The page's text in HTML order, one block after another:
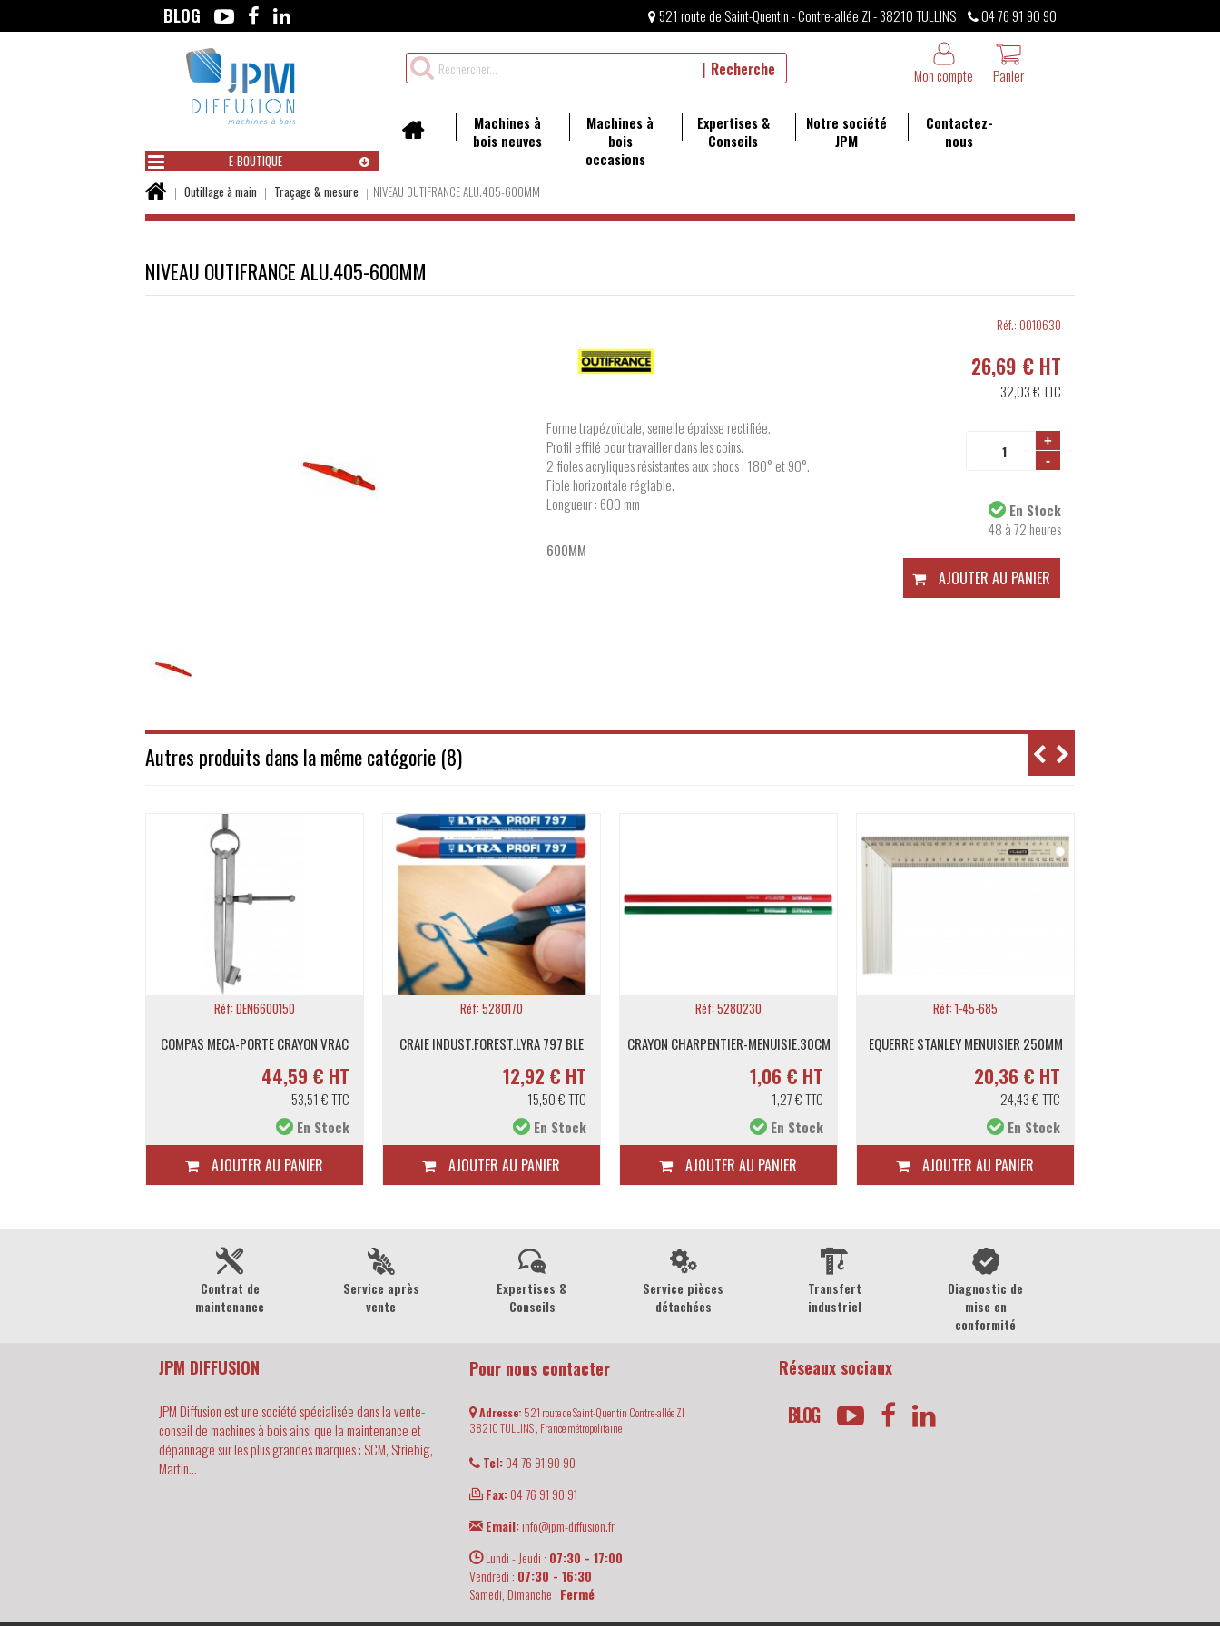
BLOG 521 route de Saint-Quentin - Contre-allée ZI - 38210 TULLINS
04 76 91 90 90
Rechercher
un
Recherche Panier
Mon compte
Machines à
bois neuves
Machines à
bois
occasions
Expertises &
Conseils
Notre société
JPM
Contactez-
nous
E-BOUTIQUE
Vous
ici :
Outillage à main Traçage & mesure NIVEAU OUTIFRANCE ALU.405-600MM
NIVEAU OUTIFRANCE ALU.405-600MM
Forme trapézoïdale, semelle épaisse rectifiée.
Profil effilé pour travailler dans les coins.
2 fioles acryliques résistantes aux chocs : 180° et 90°.
Fiole horizontale réglable.
Longueur : 600 mm
600MM
Réf.: 0010630
26,69 € HT
32,03 €TTC
+
-
En Stock
48 à 72 heures
AJOUTER AU PANIER
Autres produits dans la même catégorie (8)
Réf: DEN6600150
COMPAS MECA-PORTE CRAYON VRAC
44,59 € HT
53,51 € TTC
En Stock
AJOUTER AU PANIER
Réf: 5280170
CRAIE INDUST.FOREST.LYRA 797 BLE
12,92 € HT
15,50 € TTC
En Stock
AJOUTER AU PANIER
Réf: 5280230
CRAYON CHARPENTIER-MENUISIE.30CM
1,06 € HT
1,27 € TTC
En Stock
AJOUTER AU PANIER
Réf: 1-45-685
EQUERRE STANLEY MENUISIER 250MM
20,36 € HT
24,43 € TTC
En Stock
AJOUTER AU PANIER
Contrat de
maintenance
Service après
vente
Expertises &
Conseils
Service pièces
détachées
Transfert
industriel
Diagnostic de
mise en
conformité
JPM DIFFUSION
JPM Diffusion est une société spécialisée dans la vente-
conseil de machines à bois ainsi que la maintenance et
dépannage sur les plus grandes marques : SCM, Striebig,
Martin...
Pour nous contacter
Adresse: 521 route de Saint-Quentin Contre-allée ZI
38210TULLINS , France métropolitaine
Tel:04 76 91 90 90
Fax:04 76 91 90 91
Email:info@jpm-diffusion.fr
Lundi - Jeudi : 07:30 - 17:00
Vendredi : 07:30 - 16:30
Samedi, Dimanche : Fermé
Réseaux sociaux
BLOG